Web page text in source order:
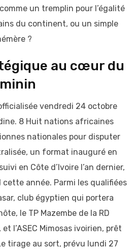
un tremplin pour l’égalité
du continent, ou un simple
?
au cœur du
vendredi 24 octobre
8 Huit nations africaines
nationales pour disputer
un format inauguré en
en Côte d’Ivoire l’an dernier,
année. Parmi les qualifiées
club égyptien qui portera
le TP Mazembe de la RD
l’ASEC Mimosas ivoirien, prêt
tirage au sort, prévu lundi 27